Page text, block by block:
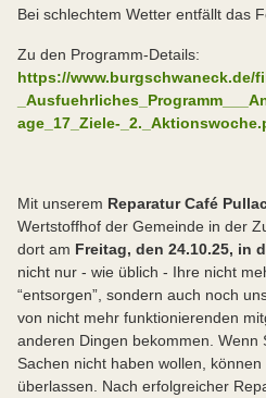
Bei schlechtem Wetter entfällt das
Zu den Programm-Details:
https://www.burgschwaneck.de/
age_17_Ziele-
Mit unserem Reparatur Café
Wertstoffhof der Gemeinde in der
dort am Freitag, den 24.10.25, in
nicht nur - wie üblich - Ihre nicht
“entsorgen”, sondern auch noch
von nicht mehr funktionierenden
anderen Dingen bekommen. Wenn
Sachen nicht haben wollen,
überlassen. Nach erfolgreicher